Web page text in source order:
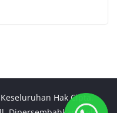
Hak Cipta.